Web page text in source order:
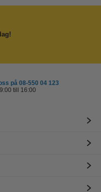
på 08-550 04 123
till 16:00